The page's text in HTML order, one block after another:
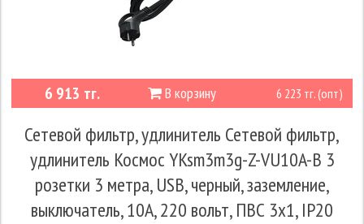
В корзину
6 913 тг. 6 223 тг. (опт)
Сетевой фильтр, удлинитель Сетевой фильтр,
удлинитель Космос YKsm3m3g-Z-VU10A-B 3
розетки 3 метра, USB, черный, заземление,
выключатель, 10А, 220 вольт, ПВС 3х1, IP20